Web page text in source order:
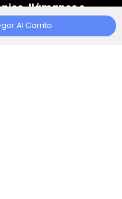
Al Carrito
llámanos o
+
+